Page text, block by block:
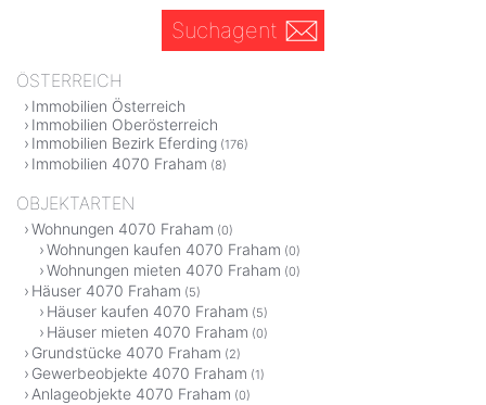
Suchagent
ÖSTERREICH
Immobilien Österreich
Immobilien Oberösterreich
Immobilien Bezirk Eferding (176)
Immobilien 4070 Fraham (8)
OBJEKTARTEN
Wohnungen 4070 Fraham (0)
Wohnungen kaufen 4070 Fraham (0)
Wohnungen mieten 4070 Fraham (0)
Häuser 4070 Fraham (5)
Häuser kaufen 4070 Fraham (5)
Häuser mieten 4070 Fraham (0)
Grundstücke 4070 Fraham (2)
Gewerbeobjekte 4070 Fraham (1)
Anlageobjekte 4070 Fraham (0)